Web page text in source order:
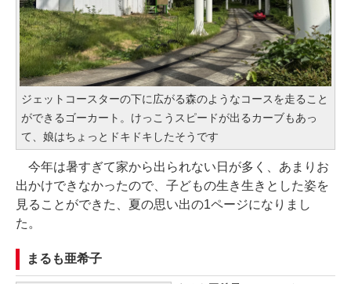
ジェットコースターの下に広がる森のようなコースを走ること
ができるゴーカート。けっこうスピードが出るカーブもあっ
て、娘はちょっとドキドキしたそうです
今年は暑すぎて家から出られない日が多く、あまりお
出かけできなかったので、子どもの生き生きとした姿を
見ることができた、夏の思い出の1ページになりまし
た。
まるも亜希子